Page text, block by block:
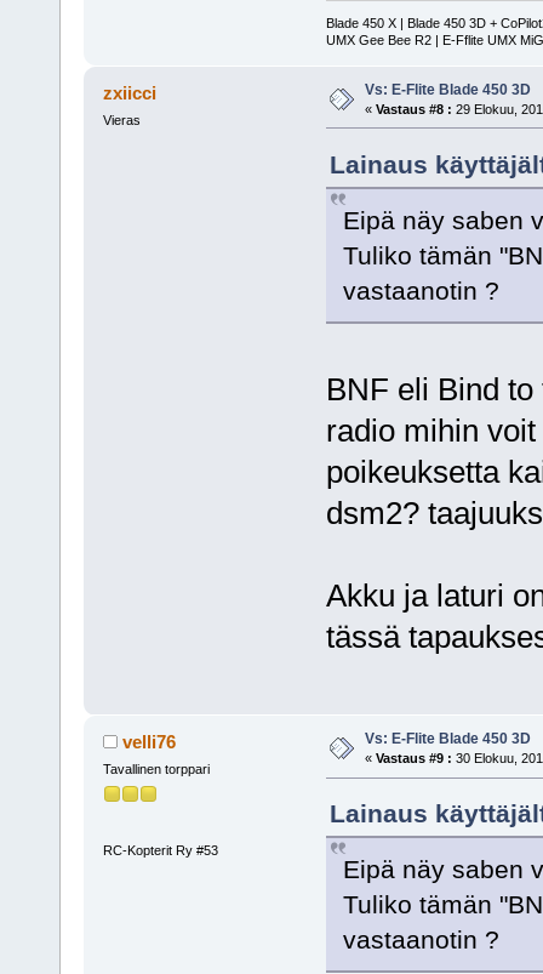
Blade 450 X | Blade 450 3D +
UMX Gee Bee R2 | E-Fflite UMX
zxiicci
Vieras
Vs: E-Flite Blade 450 3D
« Vastaus #8 : 29 Elokuu,
Lainaus
Eipä näy saben
Tuliko tämän
vastaanotin ?
BNF eli Bind
radio mihin
poikeuksetta
dsm2?
Akku ja laturi
tässä
velli76
Tavallinen torppari
RC-Kopterit Ry #53
Vs: E-Flite Blade 450 3D
« Vastaus #9 : 30 Elokuu,
Lainaus
Eipä näy saben
Tuliko tämän
vastaanotin ?